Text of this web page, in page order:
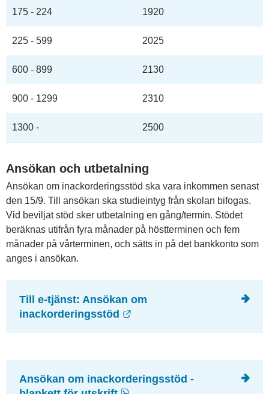
175 - 224 1920
225 - 599 2025
600 - 899 2130
900 - 1299 2310
1300 - 2500
Ansökan och utbetalning
Ansökan om inackorderingsstöd ska vara inkommen senast
den 15/9. Till ansökan ska studieintyg från skolan bifogas.
Vid beviljat stöd sker utbetalning en gång/termin. Stödet
beräknas utifrån fyra månader på höstterminen och fem
månader på vårterminen, och sätts in på det bankkonto som
anges i ansökan.
Till e-tjänst: Ansökan om
inackorderingsstöd
Ansökan om inackorderingsstöd -